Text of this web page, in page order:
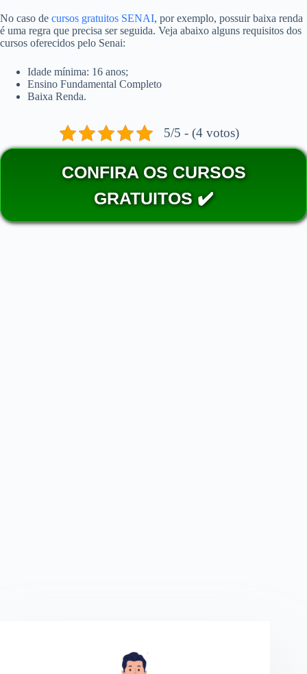
No caso de cursos gratuitos SENAI, por exemplo, possuir baixa renda
é uma regra que precisa ser seguida. Veja abaixo alguns requisitos dos
cursos oferecidos pelo Senai:
Idade mínima: 16 anos;
Ensino Fundamental Completo
Baixa Renda.
5/5 - (4 votos)
CONFIRA OS CURSOS
GRATUITOS ✔️